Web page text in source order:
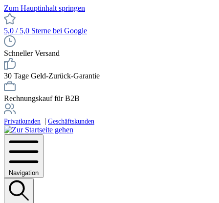
Zum Hauptinhalt springen
5,0 / 5,0 Sterne bei Google
Schneller Versand
30 Tage Geld-Zurück-Garantie
Rechnungskauf für B2B
Privatkunden | Geschäftskunden
Navigation